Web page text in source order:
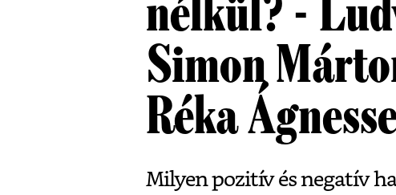
nélkül? -
Simon
Réka
Milyen pozitív és negatív